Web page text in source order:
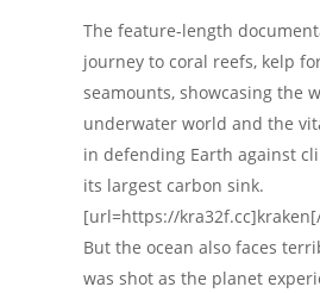
The feature-length
journey to coral reefs, kelp
seamounts, showcasing the
underwater world and the
in defending Earth against
its largest carbon sink.
[url=https://
But the ocean also faces
was shot as the planet